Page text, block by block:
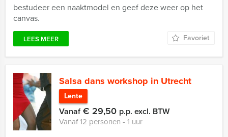
bestudeer een naaktmodel en geef deze weer op het
canvas.
LEES MEER Favoriet
Salsa dans workshop in Utrecht
Lente
Vanaf€ 29,50 p.p. excl. BTW
Vanaf 12 personen ‐ 1 uur